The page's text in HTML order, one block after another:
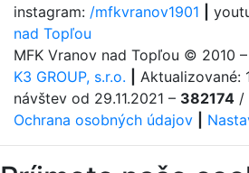
instagram: /mfkvranov1901
nad Topľou
MFK Vranov nad Topľou © 2010
K3 GROUP, s.r.o.
Aktualizované:
návštev od 29.11.2021 – 382174 /
Ochrana osobných údajov